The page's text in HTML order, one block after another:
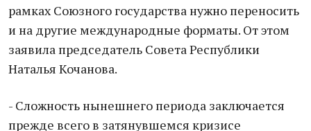
рамках Союзного государства нужно переносить
и на другие международные форматы. От этом
заявила председатель Совета Республики
Наталья Кочанова.
- Сложность нынешнего периода заключается
прежде всего в затянувшемся кризисе